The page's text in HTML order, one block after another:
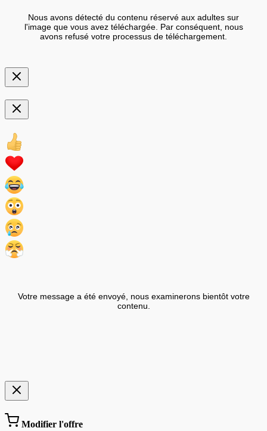
Nous avons détecté du contenu réservé aux adultes sur
l'image que vous avez téléchargée. Par conséquent, nous
avons refusé votre processus de téléchargement.
Votre message a été envoyé, nous examinerons bientôt votre
contenu.
Modifier l'offre